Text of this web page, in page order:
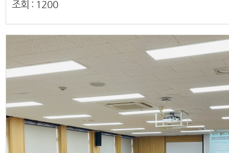
조회 : 1200